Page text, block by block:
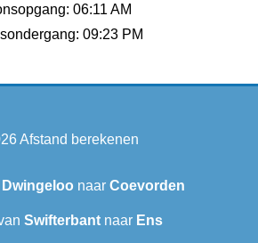
06:11 AM
09:23 PM
Afstand berekenen
Dwingeloo naar Coevorden
Swifterbant naar Ens